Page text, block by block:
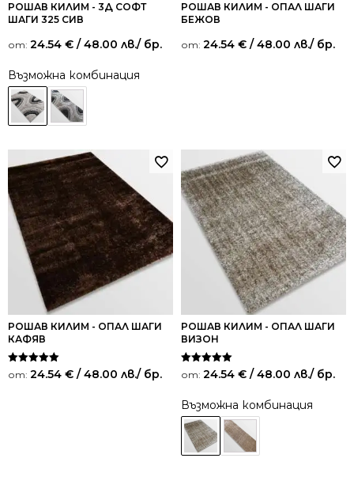
РОШАВ КИЛИМ - 3Д СОФТ
ШАГИ 325 СИВ
от: 24.54 € / 48.00 лв./ бр.
Възможна комбинация
РОШАВ КИЛИМ - ОПАЛ ШАГИ
БЕЖОВ
от: 24.54 € / 48.00 лв./ бр.
РОШАВ КИЛИМ - ОПАЛ ШАГИ
КАФЯВ
Оценено на
5.00
от: 24.54 € / 48.00 лв./ бр.
РОШАВ КИЛИМ - ОПАЛ ШАГИ
ВИЗОН
Оценено на
5.00
от: 24.54 € / 48.00 лв./ бр.
Възможна комбинация